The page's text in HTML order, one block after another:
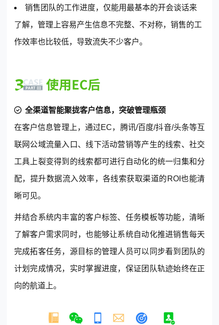
销售团队的工作进度，仅能用最基本的开会谈话来
了解，管理上容易产生信息不完整、不对称，销售的工
作效率也比较低，导致流失不少客户。
全渠道智能聚拢客户信息，突破管理瓶颈
在客户信息管理上，通过EC，腾讯/百度/抖音/头条等互
联网公域流量入口、线下活动营销等产生的线索、社交
工具上裂变得到的线索都可进行自动化的统一归集和分
配，提升数据流入效率，各线索获取渠道的ROI也能清
晰可见。
并结合系统内丰富的客户标签、任务模板等功能，清晰
了解客户需求同时，也能够让系统自动化推进销售每天
完成拓客任务，源目标的管理人员可以同步看到团队的
计划完成情况，实时掌握进度，保证团队轨迹始终在正
向的航道上。